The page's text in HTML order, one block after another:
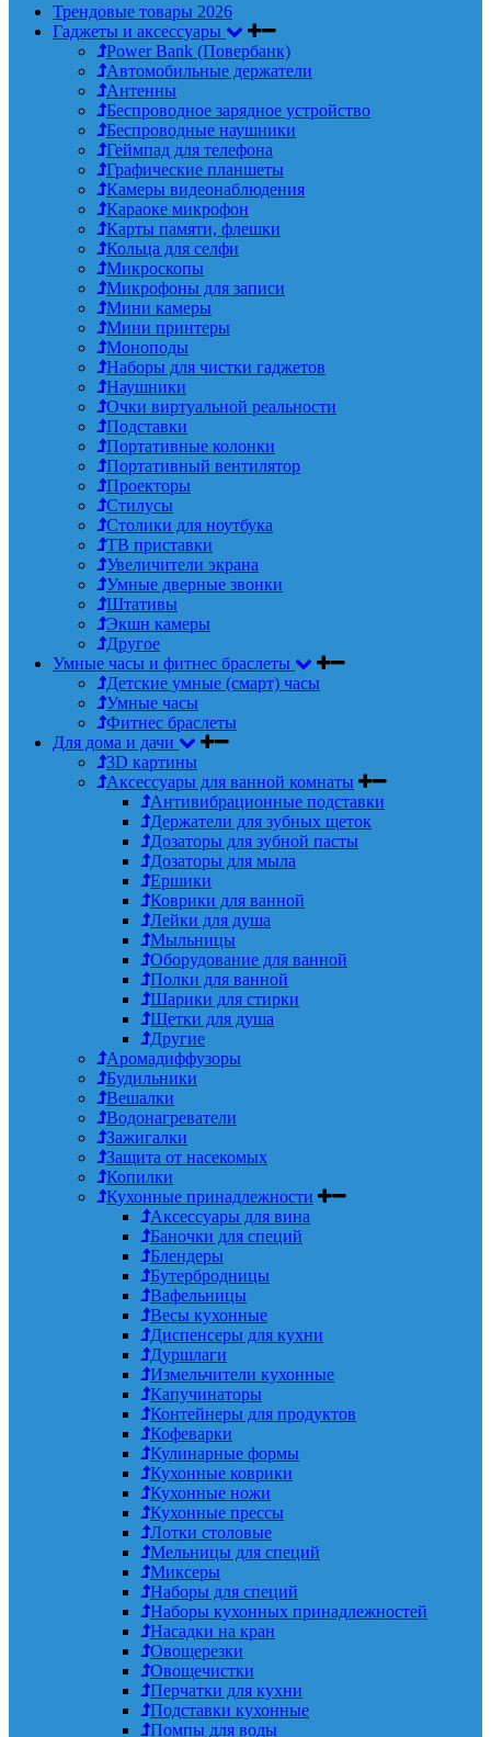
Трендовые товары 2026
Гаджеты и аксессуары
Power Bank (Повербанк)
Автомобильные держатели
Антенны
Беспроводное зарядное устройство
Беспроводные наушники
Геймпад для телефона
Графические планшеты
Камеры видеонаблюдения
Караоке микрофон
Карты памяти, флешки
Кольца для селфи
Микроскопы
Микрофоны для записи
Мини камеры
Мини принтеры
Моноподы
Наборы для чистки гаджетов
Наушники
Очки виртуальной реальности
Подставки
Портативные колонки
Портативный вентилятор
Проекторы
Стилусы
Столики для ноутбука
ТВ приставки
Увеличители экрана
Умные дверные звонки
Штативы
Экшн камеры
Другое
Умные часы и фитнес браслеты
Детские умные (смарт) часы
Умные часы
Фитнес браслеты
Для дома и дачи
3D картины
Аксессуары для ванной комнаты
Антивибрационные подставки
Держатели для зубных щеток
Дозаторы для зубной пасты
Дозаторы для мыла
Ершики
Коврики для ванной
Лейки для душа
Мыльницы
Оборудование для ванной
Полки для ванной
Шарики для стирки
Щетки для душа
Другие
Аромадиффузоры
Будильники
Вешалки
Водонагреватели
Зажигалки
Защита от насекомых
Копилки
Кухонные принадлежности
Аксессуары для вина
Баночки для специй
Блендеры
Бутербродницы
Вафельницы
Весы кухонные
Диспенсеры для кухни
Дуршлаги
Измельчители кухонные
Капучинаторы
Контейнеры для продуктов
Кофеварки
Кулинарные формы
Кухонные коврики
Кухонные ножи
Кухонные прессы
Лотки столовые
Мельницы для специй
Миксеры
Наборы для специй
Наборы кухонных принадлежностей
Насадки на кран
Овощерезки
Овощечистки
Перчатки для кухни
Подставки кухонные
Помпы для воды